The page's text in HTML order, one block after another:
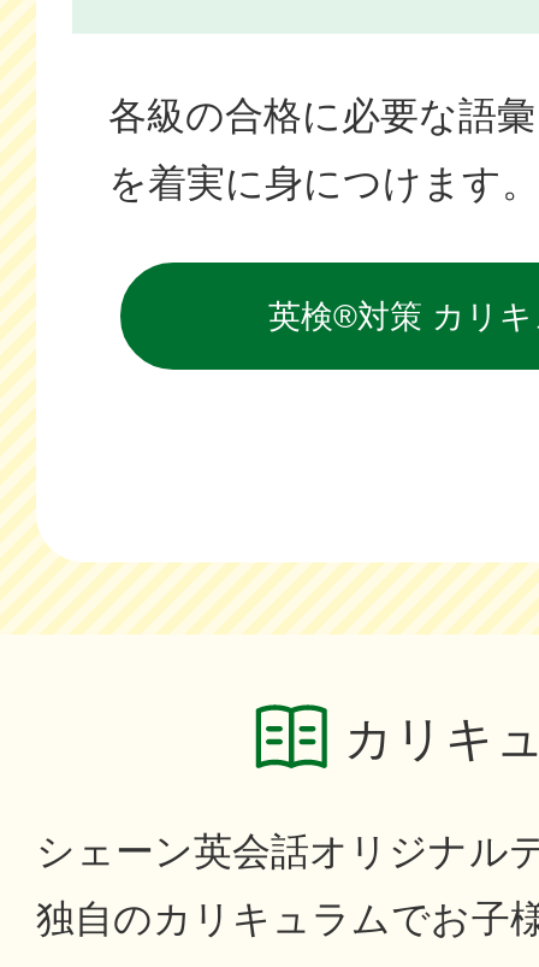
各級の合格に必要な語
を着実に身につけます
英検®対策 カリ
カリキ
シェーン英会話オリジナル
独自のカリキュラムでお子